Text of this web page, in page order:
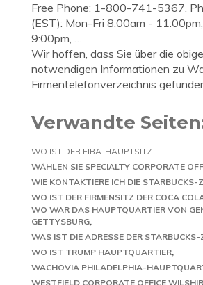
Free Phone: 1-800-741-5367.
(EST): Mon-Fri 8:00am -
9:00pm, …
Wir hoffen, dass Sie über die
notwendigen Informationen zu
Firmentelefonverzeichnis
Verwandte
WO IST DER FIBA-HAUPTSITZ
WÄHLEN SIE SPECIALTY CORPORATE
WIE KONTAKTIERE ICH DIE STARBUCKS-
WO IST DER FIRMENSITZ DER COCA
WO WAR DAS HAUPTQUARTIER VON
GETTYSBURG
WAS IST DIE ADRESSE DER
WO IST TRUMP HAUPTQUARTIER
WACHOVIA PHILADELPHIA-
WESTFIELD CORPORATE OFFICE